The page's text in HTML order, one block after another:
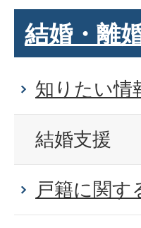
結婚・離
知りたい情
結婚支援
戸籍に関す